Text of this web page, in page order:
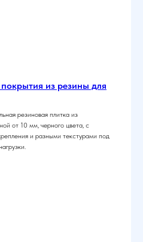
из резины для
резиновая плитка из
от 10 мм, черного цвета, с
и разными текстурами под